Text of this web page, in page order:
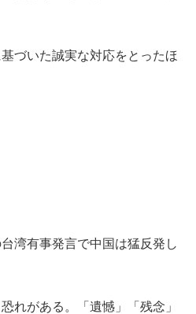
《BTS厳戒トーキョー滞
る
づいた誠実な対応をとったほ
湾有事発言で中国は猛反発し
れがある。「遺憾」「残念」